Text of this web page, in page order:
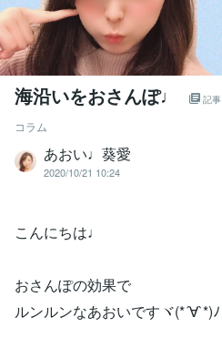
海沿いをおさんぽ♩ 記事
コラム
あおい♩葵愛
2020/10/21 10:24
こんにちは♩
おさんぽの効果で
ルンルンなあおいですヾ(*´∀`*)ﾉ